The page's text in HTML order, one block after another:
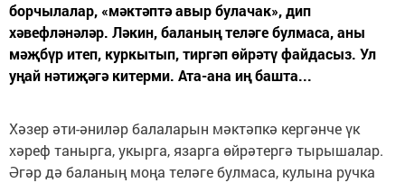
борчылалар, «мәктәптә авыр булачак», дип
хәвефләнәләр. Ләкин, баланың теләге булмаса, аны
мәҗбүр итеп, куркытып, тиргәп өйрәтү файдасыз. Ул
уңай нәтиҗәгә китерми. Ата-ана иң башта...
Хәзер әти-әниләр балаларын мәктәпкә кергәнче үк
хәреф танырга, укырга, язарга өйрәтергә тырышалар.
Әгәр дә баланың моңа теләге булмаса, кулына ручка